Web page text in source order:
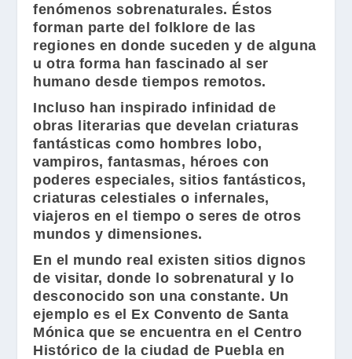
fenómenos sobrenaturales. Éstos
forman parte del folklore de las
regiones en donde suceden y de alguna
u otra forma han fascinado al ser
humano desde tiempos remotos.
Incluso han inspirado infinidad de
obras literarias que develan criaturas
fantásticas como hombres lobo,
vampiros, fantasmas, héroes con
poderes especiales, sitios fantásticos,
criaturas celestiales o infernales,
viajeros en el tiempo o seres de otros
mundos y dimensiones.
En el mundo real existen sitios dignos
de visitar, donde lo sobrenatural y lo
desconocido son una constante. Un
ejemplo es el Ex Convento de Santa
Mónica que se encuentra en el Centro
Histórico de la ciudad de Puebla en